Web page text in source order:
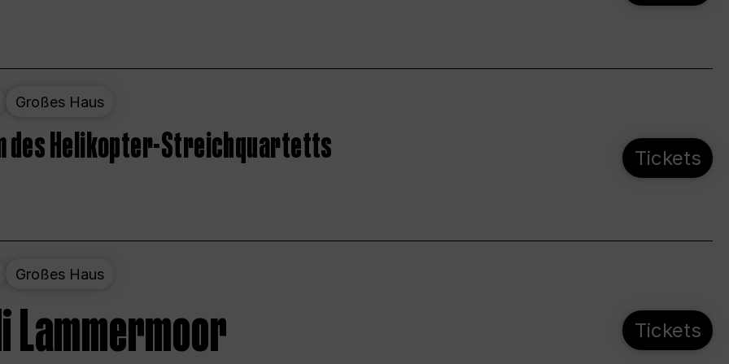
Großes Haus
des Helikopter-Streichquartetts Tickets
Großes Haus
Lammermoor Tickets